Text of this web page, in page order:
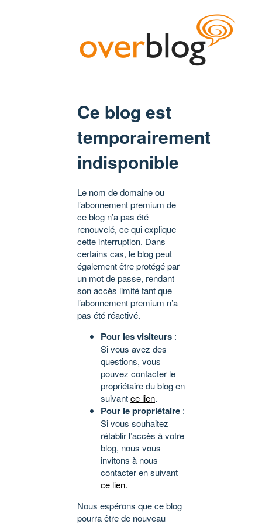
Ce blog est
temporairement
indisponible
Le nom de domaine ou
l’abonnement premium de
ce blog n’a pas été
renouvelé, ce qui explique
cette interruption. Dans
certains cas, le blog peut
également être protégé par
un mot de passe, rendant
son accès limité tant que
l’abonnement premium n’a
pas été réactivé.
Pour les visiteurs :
Si vous avez des
questions, vous
pouvez contacter le
propriétaire du blog en
suivantce lien.
Pour le propriétaire :
Si vous souhaitez
rétablir l’accès à votre
blog, nous vous
invitons à nous
contacter en suivant
ce lien.
Nous espérons que ce blog
pourra être de nouveau